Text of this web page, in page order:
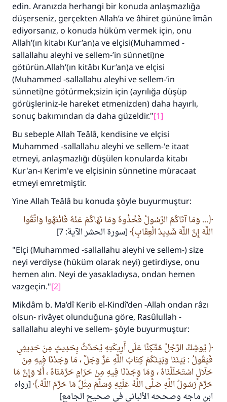
edin. Aranızda herhangi bir konuda anlaşmazlığa
düşerseniz, gerçekten Allah’a ve âhiret gününe îmân
ediyorsanız, o konuda hüküm vermek için, onu
Allah’(ın kitabı Kur’an)a ve elçisi(Muhammed -
sallallahu aleyhi ve sellem-’in sünneti)ne
götürün.Allah’(ın kitâbı Kur’an)a ve elçisi
(Muhammed -sallallahu aleyhi ve sellem-’in
sünneti)ne götürmek;sizin için (ayrılığa düşüp
görüşleriniz-le hareket etmenizden) daha hayırlı,
sonuç bakımından da daha güzeldir."[1]
Bu sebeple Allah Teâlâ, kendisine ve elçisi
Muhammed -sallallahu aleyhi ve sellem-'e itaat
etmeyi, anlaşmazlığı düşülen konularda kitabı
Kur'an-ı Kerim'e ve elçisinin sünnetine müracaat
etmeyi emretmiştir.
Yine Allah Teâlâ bu konuda şöyle buyurmuştur:
... وَمَا آتَاكُمُ الرَّسُولُ فَخُذُوهُ وَمَا نَهَاكُمْ عَنْهُ فَانْتَهُوا وَاتَّقُوا
اللَّهَ إِنَّ اللَّهَ شَدِيدُ الْعِقَابِ
[سورة الحشر الآية: 7]
"Elçi (Muhammed -sallallahu aleyhi ve sellem-) size
neyi verdiyse (hüküm olarak neyi) getirdiyse, onu
hemen alın. Neyi de yasakladıysa, ondan hemen
vazgeçin."[2]
Mikdâm b. Ma’dî Kerib el-Kindî’den -Allah ondan râzı
olsun- rivâyet olunduğuna göre, Rasûlullah -
sallallahu aleyhi ve sellem- şöyle buyurmuştur:
يُوشِكُ الرَّجُلُ مُتَّكِئًا عَلَى أَرِيكَتِهِ يُحَدَّثُ بِحَدِيثٍ مِنْ حَدِيثِي
فَيَقُولُ : بَيْنَنَا وَبَيْنَكُمْ كِتَابُ اللَّهِ عَزَّ وَجَلَّ ، مَا وَجَدْنَا فِيهِ مِنْ
حَلَالٍ اسْتَحْلَلْنَاهُ ، وَمَا وَجَدْنَا فِيهِ مِنْ حَرَامٍ حَرَّمْنَاهُ ، أَلا وَإِنَّ مَا
حَرَّمَ رَسُولُ اللَّهِ صَلَّى اللَّهُ عَلَيْهِ وَسَلَّمَ مِثْلُ مَا حَرَّمَ اللَّهُ.
[رواه
ابن ماجه وصححه الألباني في صحيح الجامع]